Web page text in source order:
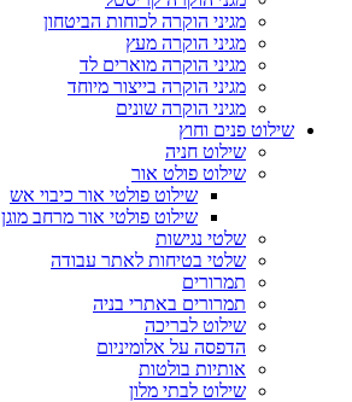
מגיני הוקרה לכוחות הביטחון
מגיני הוקרה מעץ
מגיני הוקרה מוארים לד
מגיני הוקרה בייצור מיוחד
מגיני הוקרה שונים
שילוט פנים וחוץ
שילוט חניה
שילוט פולט אור
שילוט פולטי אור כיבוי אש
שילוט פולטי אור מרחב מוגן
שלטי נגישות
שלטי בטיחות לאתר עבודה
תמרורים
תמרורים באתרי בניה
שילוט לבריכה
הדפסה על אלומיניום
אותיות בולטות
שילוט לבתי מלון